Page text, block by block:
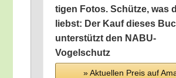
ti­gen Fotos. Schüt­ze, was
liebst: Der Kauf die­ses
unter­stützt den NABU-
Vogelschutz
» Aktu­el­len Preis auf